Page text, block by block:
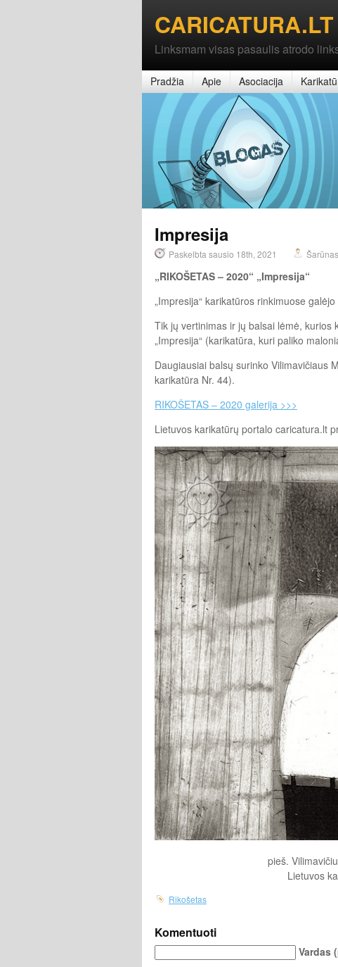
CARICATURA.LT
Linksmam visas pasaulis atrodo
Pradžia Apie Asociacija
Impresija
Paskelbta sausio 18th, 2021 Šarūnas
„RIKOŠETAS – 2020“ „Impresija“
„Impresija“ karikatūros rinkimuose
Tik jų vertinimas ir jų balsai lėmė, kurios
„Impresija“ (karikatūra, kuri paliko
Daugiausiai balsų surinko Vilimavičiaus
karikatūra Nr. 44).
RIKOŠETAS – 2020 galerija >>>
Lietuvos karikatūrų portalo caricatura.lt
pieš.
Lietuvos
Rikošetas
Komentuoti
Vardas